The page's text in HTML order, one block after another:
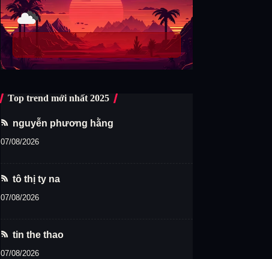
Top trend mới nhất 2025
nguyễn phương hằng
07/08/2026
tô thị ty na
07/08/2026
tin the thao
07/08/2026